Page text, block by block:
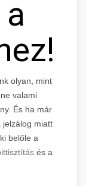
olyan, mint
valami
És ha már
jelzálog miatt
belőle a
és a